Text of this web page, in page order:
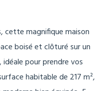
cette magnifique maison
boisé et clôturé sur un
pour prendre vos
habitable de 217 m²,